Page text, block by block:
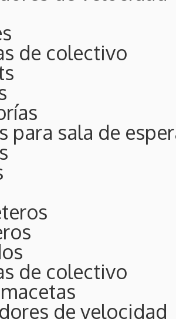
de colectivo
para sala de
de colectivo
de velocidad
impacto
Y
perforada
Y
perforada
EL BANCO
para
PROYECTOS
personalizados
espaciosdecorativas